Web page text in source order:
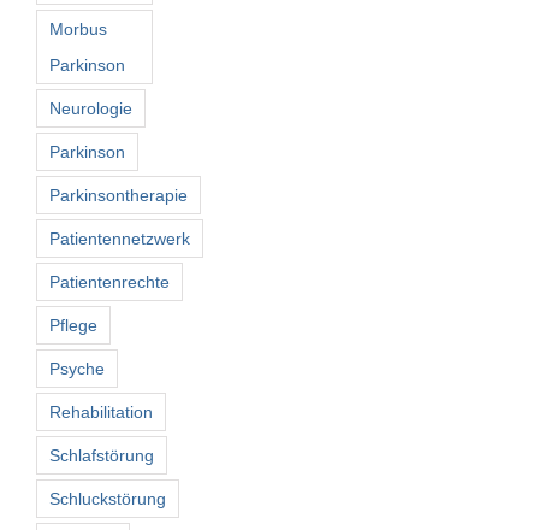
Morbus
Parkinson
Neurologie
Parkinson
Parkinsontherapie
Patientennetzwerk
Patientenrechte
Pflege
Psyche
Rehabilitation
Schlafstörung
Schluckstörung